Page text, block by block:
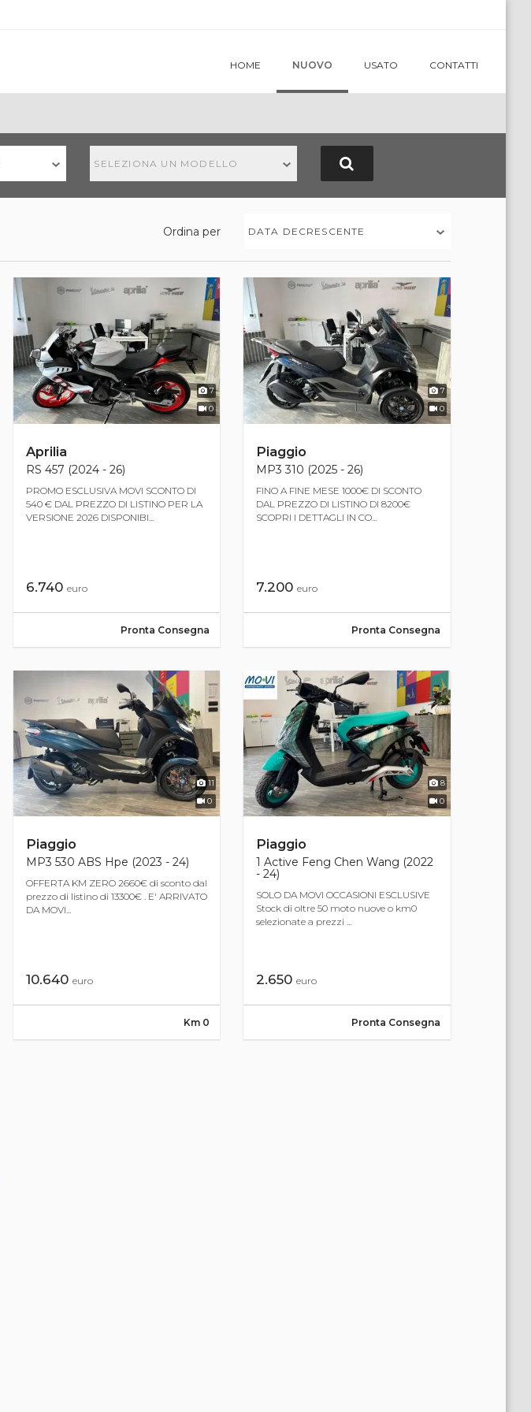
HOME NUOVO USATO CONTATTI
SELEZIONA UN MODELLO
Ordina per DATA DECRESCENTE
7
0
Aprilia
RS 457 (2024 - 26)
PROMO ESCLUSIVA MOVI SCONTO DI
540 € DAL PREZZO DI LISTINO PER LA
VERSIONE 2026 DISPONIBI...
6.740 euro
Pronta Consegna
7
0
Piaggio
MP3 310 (2025 - 26)
FINO A FINE MESE 1000€ DI SCONTO
DAL PREZZO DI LISTINO DI 8200€
SCOPRI I DETTAGLI IN CO...
7.200euro
Pronta Consegna
11
0
Piaggio
MP3 530 ABS Hpe (2023 - 24)
OFFERTA KM ZERO 2660€ di sconto dal
prezzo di listino di 13300€ . E' ARRIVATO
DA MOVI...
10.640 euro
Km 0
8
0
Piaggio
1 Active Feng Chen Wang (2022
- 24)
SOLO DA MOVI OCCASIONI ESCLUSIVE
Stock di oltre 50 moto nuove o km0
selezionate a prezzi ...
2.650euro
Pronta Consegna